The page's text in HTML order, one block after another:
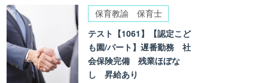
保育教諭 保育士
テスト【1061】【認定こど
も園/パート】遅番勤務 社
会保険完備 残業ほぼな
し 昇給あり